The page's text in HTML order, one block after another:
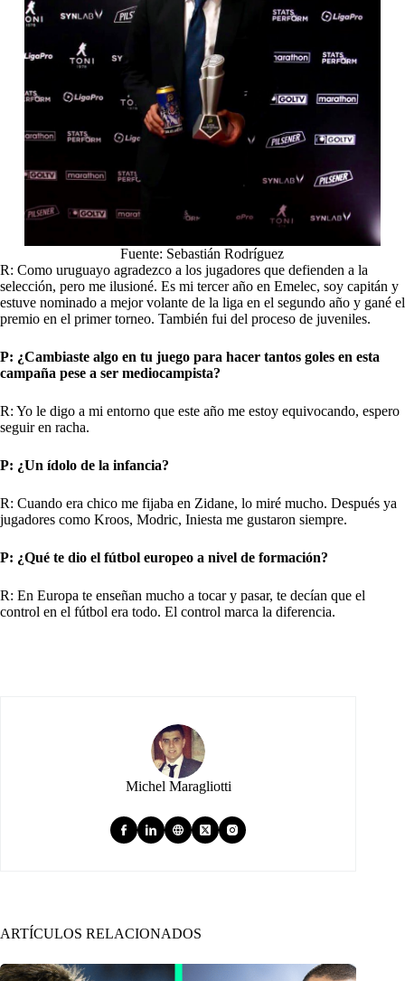
Fuente: Sebastián Rodríguez
R: Como uruguayo agradezco a los jugadores que defienden a la
selección, pero me ilusioné. Es mi tercer año en Emelec, soy capitán y
estuve nominado a mejor volante de la liga en el segundo año y gané el
premio en el primer torneo. También fui del proceso de juveniles.
P: ¿Cambiaste algo en tu juego para hacer tantos goles en esta
campaña pese a ser mediocampista?
R: Yo le digo a mi entorno que este año me estoy equivocando, espero
seguir en racha.
P: ¿Un ídolo de la infancia?
R: Cuando era chico me fijaba en Zidane, lo miré mucho. Después ya
jugadores como Kroos, Modric, Iniesta me gustaron siempre.
P: ¿Qué te dio el fútbol europeo a nivel de formación?
R: En Europa te enseñan mucho a tocar y pasar, te decían que el
control en el fútbol era todo. El control marca la diferencia.
Michel Maragliotti
ARTÍCULOS RELACIONADOS